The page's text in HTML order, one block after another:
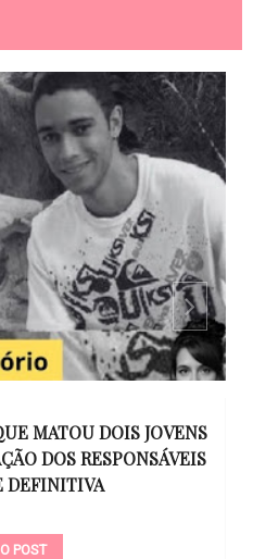
MATOU DOIS JOVENS
DOS RESPONSÁVEIS
DEFINITIVA
POST